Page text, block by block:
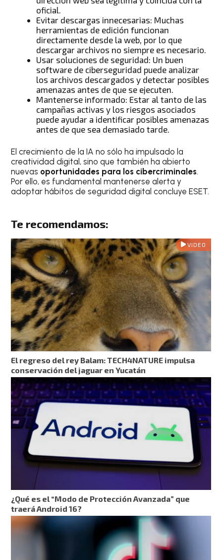
oficial.
Evitar descargas innecesarias: Muchas
herramientas de edición funcionan
directamente desde la web, por lo que
descargar archivos no siempre es necesario.
Usar soluciones de seguridad: Un buen
software de ciberseguridad puede analizar
los archivos descargados y detectar posibles
amenazas antes de que se ejecuten.
Mantenerse informado: Estar al tanto de las
campañas activas y los riesgos asociados
puede ayudar a identificar posibles amenazas
antes de que sea demasiado tarde.
El crecimiento de la IA no sólo ha impulsado la
creatividad digital, sino que también ha abierto
nuevas oportunidades para los cibercriminales.
Por ello, es fundamental mantenerse alerta y
adoptar hábitos de seguridad digital concluye ESET.
Te recomendamos:
VIDEO
El regreso del rey Balam: TECH4NATURE impulsa
conservación del jaguar en Yucatán
¿Qué es el “Modo de Protección Avanzada” que
traerá Android 16?